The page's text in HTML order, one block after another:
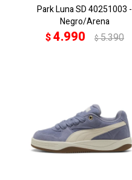
Park Luna SD 40251003 -
Negro/Arena
$4.990 $5.390